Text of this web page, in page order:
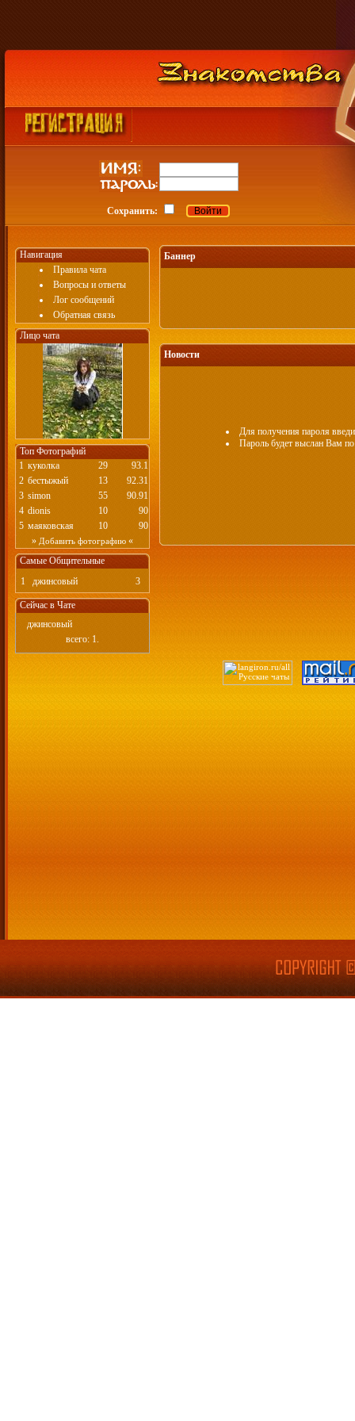
Сохранить:
Навигация
Правила чата
Вопросы и ответы
Лог сообщений
Обратная связь
Лицо чата
Топ Фотографий
1 куколка 29
93.1
2 бестыжый 13
92.31
3 simon 55
90.91
4 dionis 10
90
5 маяковская 10
90
» Добавить фотографию «
Самые Общительные
1
джинсовый 3
Сейчас в Чате
джинсовый
всего: 1.
Баннер
Новости
Для получения пароля
Пароль будет выслан Вам